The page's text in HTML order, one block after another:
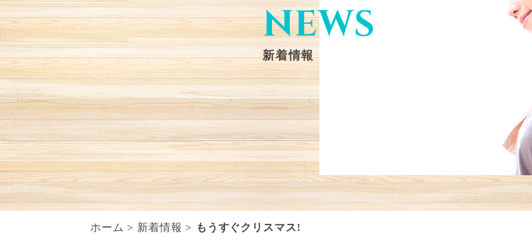
NEWS
新着情報
ホーム 新着情報 もうすぐクリスマス!